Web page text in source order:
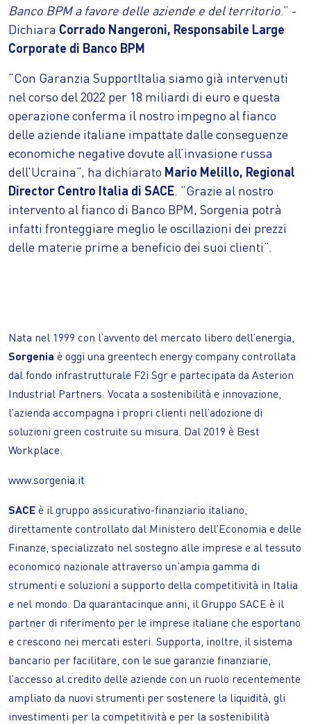
Banco BPM a favore delle aziende e del territorio.” -
Dichiara Corrado Nangeroni, Responsabile Large
Corporate di Banco BPM
“Con Garanzia SupportItalia siamo già intervenuti
nel corso del 2022 per 18 miliardi di euro e questa
operazione conferma il nostro impegno al fianco
delle aziende italiane impattate dalle conseguenze
economiche negative dovute all’invasione russa
dell’Ucraina”, ha dichiarato Mario Melillo, Regional
Director Centro Italia di SACE. “Grazie al nostro
intervento al fianco di Banco BPM, Sorgenia potrà
infatti fronteggiare meglio le oscillazioni dei prezzi
delle materie prime a beneficio dei suoi clienti”.
Nata nel 1999 con l’avvento del mercato libero dell’energia,
Sorgenia è oggi una greentech energy company controllata
dal fondo infrastrutturale F2i Sgr e partecipata da Asterion
Industrial Partners. Vocata a sostenibilità e innovazione,
l’azienda accompagna i propri clienti nell’adozione di
soluzioni green costruite su misura. Dal 2019 è Best
Workplace.
www.sorgenia.it
SACE è il gruppo assicurativo-finanziario italiano,
direttamente controllato dal Ministero dell’Economia e delle
Finanze, specializzato nel sostegno alle imprese e al tessuto
economico nazionale attraverso un’ampia gamma di
strumenti e soluzioni a supporto della competitività in Italia
e nel mondo. Da quarantacinque anni, il Gruppo SACE è il
partner di riferimento per le imprese italiane che esportano
e crescono nei mercati esteri. Supporta, inoltre, il sistema
bancario per facilitare, con le sue garanzie finanziarie,
l’accesso al credito delle aziende con un ruolo recentemente
ampliato da nuovi strumenti per sostenere la liquidità, gli
investimenti per la competitività e per la sostenibilità